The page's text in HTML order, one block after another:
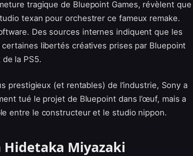
tragique de Bluepoint Games, révèlent que
texan pour orchestrer ce fameux remake.
Des sources internes indiquent que les
libertés créatives prises par Bluepoint
de la PS5.
prestigieux (et rentables) de l’industrie, Sony a
tué le projet de Bluepoint dans l’œuf, mais a
entre le constructeur et le studio nippon.
Miyazaki